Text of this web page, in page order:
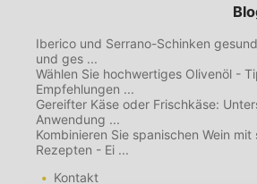
Iberico und Serrano-Schinken
und ges ...
Wählen Sie hochwertiges Olivenöl -
Empfehlungen ...
Gereifter Käse oder Frischkäse:
Anwendung ...
Kombinieren Sie spanischen Wein mit
Rezepten - Ei ...
Kontakt